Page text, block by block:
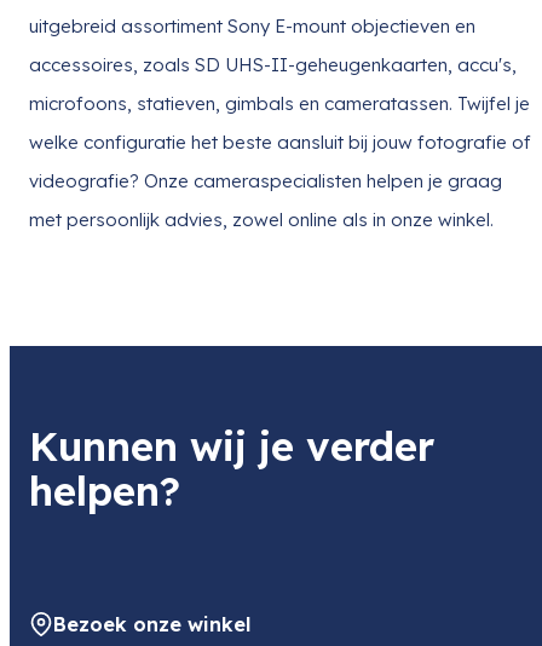
uitgebreid assortiment Sony E-mount objectieven en
accessoires, zoals SD UHS-II-geheugenkaarten, accu's,
microfoons, statieven, gimbals en cameratassen. Twijfel je
welke configuratie het beste aansluit bij jouw fotografie of
videografie? Onze cameraspecialisten helpen je graag
met persoonlijk advies, zowel online als in onze winkel.
Kunnen wij je verder
helpen?
Bezoek onze winkel